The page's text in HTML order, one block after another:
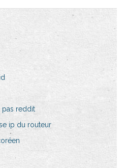
pas reddit
ip du routeur